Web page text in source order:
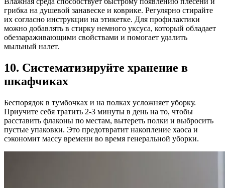
грибка на душевой занавеске и коврике. Регулярно стирайте
их согласно инструкции на этикетке. Для профилактики
можно добавлять в стирку немного уксуса, который обладает
обеззараживающими свойствами и помогает удалить
мыльный налет.
10. Систематизируйте хранение в
шкафчиках
Беспорядок в тумбочках и на полках усложняет уборку.
Приучите себя тратить 2-3 минуты в день на то, чтобы
расставить флаконы по местам, вытереть полки и выбросить
пустые упаковки. Это предотвратит накопление хаоса и
сэкономит массу времени во время генеральной уборки.